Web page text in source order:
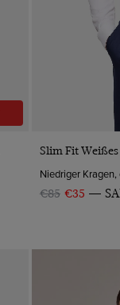
Slim Fit
€85 €35